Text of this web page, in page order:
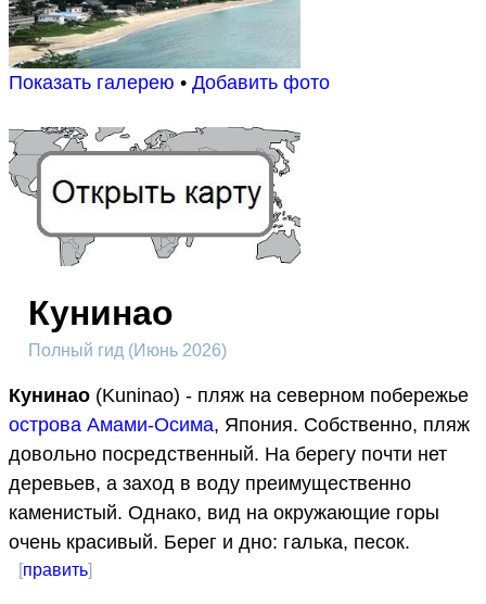
Показать галерею • Добавить фото
Кунинао
Полный гид (Июнь 2026)
Кунинао (Kuninao) - пляж на северном побережье
острова Амами-Осима, Япония. Собственно, пляж
довольно посредственный. На берегу почти нет
деревьев, а заход в воду преимущественно
каменистый. Однако, вид на окружающие горы
очень красивый. Берег и дно: галька, песок.
[править]